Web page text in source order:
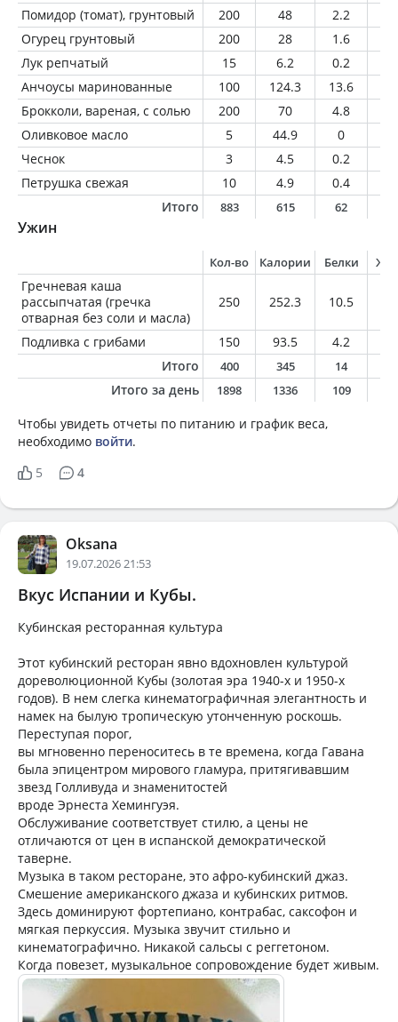
Помидор (томат), грунтовый
200 48 2.2
Огурец грунтовый
200 28 1.6
Лук репчатый
15 6.2 0.2
Анчоусы маринованные
100 124.3 13.6
Брокколи, вареная, с солью
200 70 4.8
Оливковое масло
5 44.9 0
Чеснок
3 4.5 0.2
Петрушка свежая
10 4.9 0.4
Итого
883 615 62
Ужин
Кол-во Калории Белки
Гречневая каша
рассыпчатая (гречка
отварная без соли и масла)
250 252.3 10.5
Подливка с грибами 150 93.5 4.2
Итого
400 345 14
Итого за день 1898 1336 109
Чтобы увидеть отчеты по питанию и график веса,
необходимо войти.
5
4
Oksana
19.07.2026 21:53
Вкус Испании и Кубы.
Кубинскaя ресторанная культура
Этот кубинский ресторан явно вдохновлен культурой
дореволюционной Кубы (золотая эра 1940-х и 1950-х
годов). В нем слегка кинематографичная элегантность и
намек на былую тропическую утонченную роскошь.
Переступая порог,
вы мгновенно переноситесь в те времена, когда Гавана
была эпицентром мирового гламура, притягивавшим
звезд Голливуда и знаменитостей
вроде Эрнеста Хемингуэя.
Обслуживание соответствует стилю, а цены не
отличаются от цен в испанской демократической
таверне.
Музыка в таком ресторане, это афро-кубинский джаз.
Смешение американского джаза и кубинских ритмов.
Здесь доминируют фортепиано, контрабас, саксофон и
мягкая перкуссия. Музыка звучит стильно и
кинематографично. Никакой сальсы с реггетоном.
Когда повезет, музыкальное сопровождение будет живым.